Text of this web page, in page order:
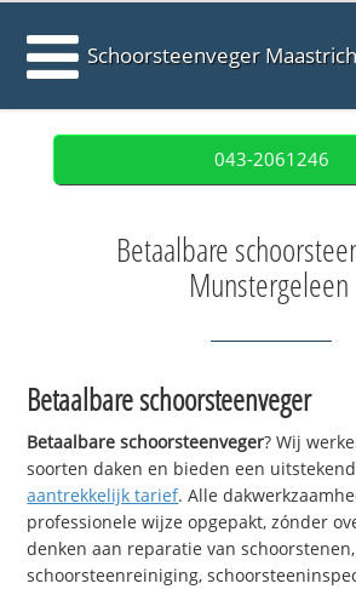
Schoorsteenveger
043-2061246
Betaalbare
Munstergeleen
Betaalbare schoorsteenveger
Betaalbare schoorsteenveger? Wij
soorten daken en bieden een
aantrekkelijk tarief. Alle
professionele wijze opgepakt, zónder
denken aan reparatie van schoorstenen,
schoorsteenreiniging,